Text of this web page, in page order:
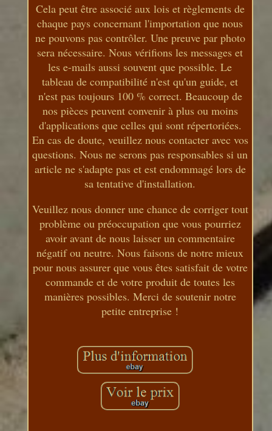
Cela peut être associé aux lois et règlements de
chaque pays concernant l'importation que nous
ne pouvons pas contrôler. Une preuve par photo
sera nécessaire. Nous vérifions les messages et
les e-mails aussi souvent que possible. Le
tableau de compatibilité n'est qu'un guide, et
n'est pas toujours 100 % correct. Beaucoup de
nos pièces peuvent convenir à plus ou moins
d'applications que celles qui sont répertoriées.
En cas de doute, veuillez nous contacter avec vos
questions. Nous ne serons pas responsables si un
article ne s'adapte pas et est endommagé lors de
sa tentative d'installation.
Veuillez nous donner une chance de corriger tout
problème ou préoccupation que vous pourriez
avoir avant de nous laisser un commentaire
négatif ou neutre. Nous faisons de notre mieux
pour nous assurer que vous êtes satisfait de votre
commande et de votre produit de toutes les
manières possibles. Merci de soutenir notre
petite entreprise !